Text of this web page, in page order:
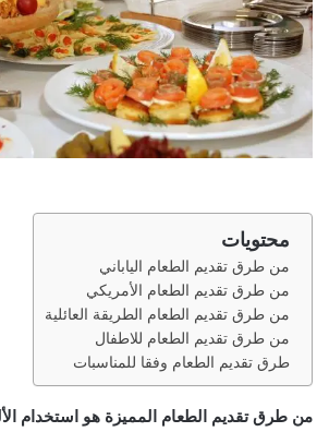
محتويات
من طرق تقديم الطعام الياباني
من طرق تقديم الطعام الأمريكي
من طرق تقديم الطعام الطريقة العائلية
من طرق تقديم الطعام للاطفال
طرق تقديم الطعام وفقا للمناسبات
من طرق تقديم الطعام المميزة هو استخدام